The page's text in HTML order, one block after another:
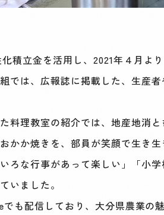
積立金を活用し、2021年４月よ
では、広報誌に掲載した、生産
料理教室の紹介では、地産地消
かか焼きを、部員が笑顔で生き
ろな行事があって楽しい」「小
いました。
も配信しており、大分県農業の